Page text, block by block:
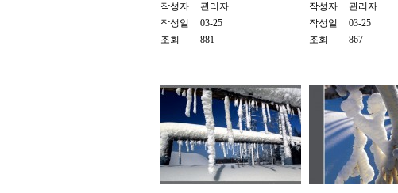
작성자
관리자
작성일
03-25
조회
881
작성자
관리자
작성일
03-25
조회
867